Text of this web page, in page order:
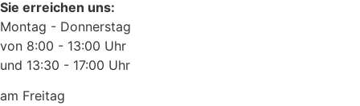
Sie erreichen uns:
Montag - Donnerstag
von 8:00 - 13:00 Uhr
und 13:30 - 17:00 Uhr
am Freitag